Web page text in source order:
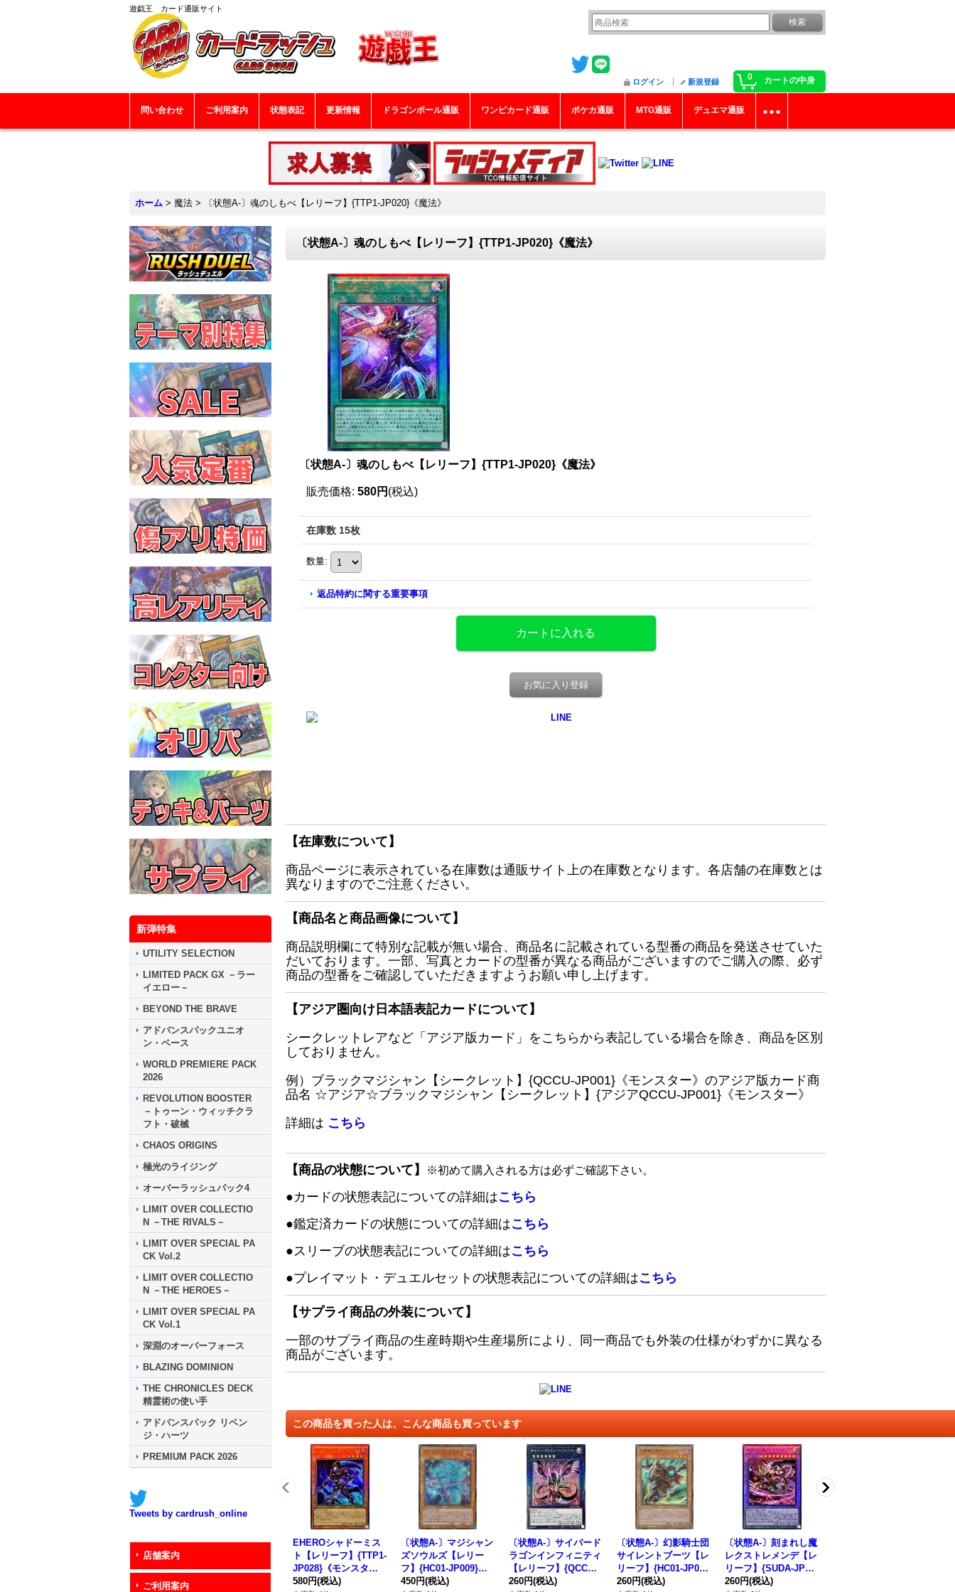
遊戯王 カード通販サイト
0 カートの中身
ログイン 新規登録
問い合わせ ご利用案内 状態表記 更新情報 ドラゴンボール通販 ワンピカード通販 ポケカ通販 MTG通販 デュエマ通販
ホーム > 魔法 > 〔状態A-〕魂のしもべ【レリーフ】{TTP1-JP020}《魔法》
新弾特集
UTILITY SELECTION
LIMITED PACK GX －ラー
イエロー－
BEYOND THE BRAVE
アドバンスパックユニオ
ン・ベース
WORLD PREMIERE PACK
2026
REVOLUTION BOOSTER
－トゥーン・ウィッチクラ
フト・破械
CHAOS ORIGINS
極光のライジング
オーバーラッシュパック4
LIMIT OVER COLLECTIO
N －THE RIVALS－
LIMIT OVER SPECIAL PA
CK Vol.2
LIMIT OVER COLLECTIO
N －THE HEROES－
LIMIT OVER SPECIAL PA
CK Vol.1
深淵のオーバーフォース
BLAZING DOMINION
THE CHRONICLES DECK
精霊術の使い手
アドバンスパック リベン
ジ・ハーツ
PREMIUM PACK 2026
Tweets by cardrush_online
店舗案内
ご利用案内
〔状態A-〕魂のしもべ【レリーフ】{TTP1-JP020}《魔法》
〔状態A-〕魂のしもべ【レリーフ】{TTP1-JP020}《魔法》
販売価格: 580円 (税込)
在庫数 15枚
数量:
返品特約に関する重要事項
お気に入り登録
【在庫数について】
商品ページに表示されている在庫数は通販サイト上の在庫数となります。各店舗の在庫数とは
異なりますのでご注意ください。
【商品名と商品画像について】
商品説明欄にて特別な記載が無い場合、商品名に記載されている型番の商品を発送させていた
だいております。一部、写真とカードの型番が異なる商品がございますのでご購入の際、必ず
商品の型番をご確認していただきますようお願い申し上げます。
【アジア圏向け日本語表記カードについて】
シークレットレアなど「アジア版カード」をこちらから表記している場合を除き、商品を区別
しておりません。
例）ブラックマジシャン【シークレット】{QCCU-JP001}《モンスター》のアジア版カード商
品名 ☆アジア☆ブラックマジシャン【シークレット】{アジアQCCU-JP001}《モンスター》
詳細は こちら
【商品の状態について】 ※初めて購入される方は必ずご確認下さい。
●カードの状態表記についての詳細はこちら
●鑑定済カードの状態についての詳細はこちら
●スリーブの状態表記についての詳細はこちら
●プレイマット・デュエルセットの状態表記についての詳細はこちら
【サプライ商品の外装について】
一部のサプライ商品の生産時期や生産場所により、同一商品でも外装の仕様がわずかに異なる
商品がございます。
この商品を買った人は、こんな商品も買っています
EHEROシャドーミス
ト【レリーフ】{TTP1-
JP028}《モンスタ
ー》
580円(税込)
〔状態A-〕マジシャン
ズソウルズ【レリー
フ】{HC01-JP009}
《モンスター》
450円(税込)
〔状態A-〕サイバード
ラゴンインフィニティ
【レリーフ】{QCCP-J
P026}《エクシーズ》
260円(税込)
〔状態A-〕幻影騎士団
サイレントブーツ【レ
リーフ】{HC01-JP04
0}《モンスター》
260円(税込)
〔状態A-〕刻まれし魔
レクストレメンデ【レ
リーフ】{SUDA-JP03
7}《融合》
260円(税込)